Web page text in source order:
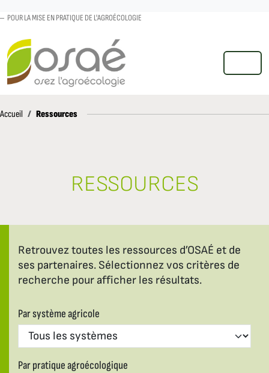
POUR LA MISE EN PRATIQUE DE L'AGROÉCOLOGIE
MENU
Accueil AccueilRessources
RESSOURCES
Retrouvez toutes les ressources d’OSAÉ et de
ses partenaires. Sélectionnez vos critères de
recherche pour afficher les résultats.
Par système agricole
Par pratique agroécologique